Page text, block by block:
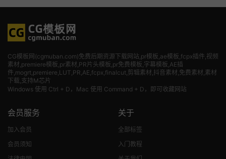
CG模板网(cgmuban.com)免费后期资源下载网站,pr模板,ae模板,fcpx插件,视频
素材 ,premiere模板,pr素材,PR片头模板,pr免费模板,字幕模板,AE插
件,mogrt,premiere,LUT,PR,AE,fcpx,finalcut,剪辑素材,抖音素材,免费素材,素材
下载,支持M芯片
Windows 使用 Ctrl + D，Mac 使用 Command + D，即可收藏网站
会员服务
加入会员
会员须知
关于
全部标签
入门教程